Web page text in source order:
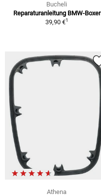
Bucheli
Reparaturanleitung BMW-Boxer
39,90 €1
Athena